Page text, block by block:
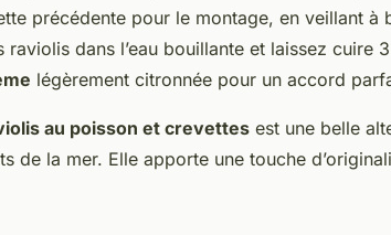
précédente pour le montage, en veillant à
raviolis dans l’eau bouillante et laissez cuire
légèrement citronnée pour un accord
au poisson et crevettes est une belle
de la mer. Elle apporte une touche